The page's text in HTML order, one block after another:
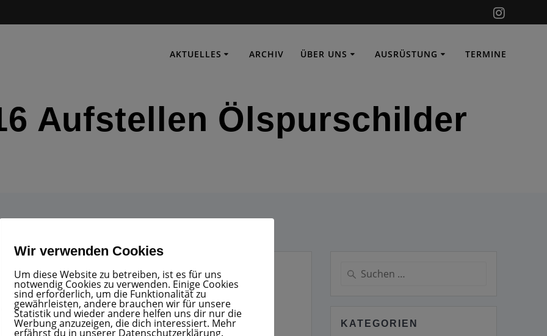
AKTUELLES ARCHIV ÜBER UNS AUSRÜSTUNG TERMINE
Aufstellen Ölspurschilder
Suche
KATEGORIEN
Wir verwenden Cookies
Um diese Website zu betreiben, ist es für uns
notwendig Cookies zu verwenden. Einige Cookies
sind erforderlich, um die Funktionalität zu
gewährleisten, andere brauchen wir für unsere
Statistik und wieder andere helfen uns dir nur die
Werbung anzuzeigen, die dich interessiert. Mehr
erfährst du in unserer Datenschutzerklärung.